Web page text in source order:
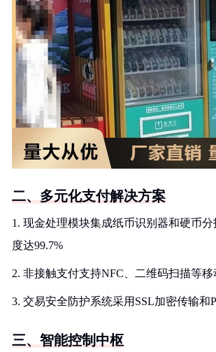
二、多元化支付解决方案
1. 现金处理模块集成纸币识别器和硬币
度达99.7%
2. 非接触支付支持NFC、二维码扫描等
3. 交易安全防护系统采用SSL加密传输和
三、智能控制中枢